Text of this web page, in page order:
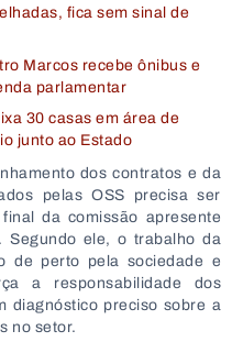
fica sem sinal de
Marcos recebe ônibus e
parlamentar
30 casas em área de
junto ao Estado
dos contratos e da
pelas OSS precisa ser
da comissão apresente
Segundo ele, o trabalho da
de perto pela sociedade e
a responsabilidade dos
diagnóstico preciso sobre a
no setor.